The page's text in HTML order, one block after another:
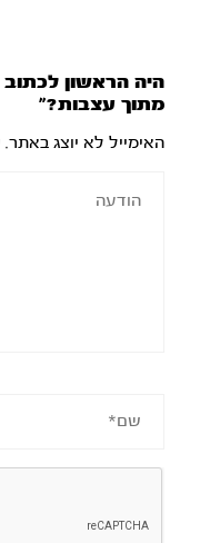
היה הראשון
מתוך עצבות?”
האימייל לא יוצג באתר.